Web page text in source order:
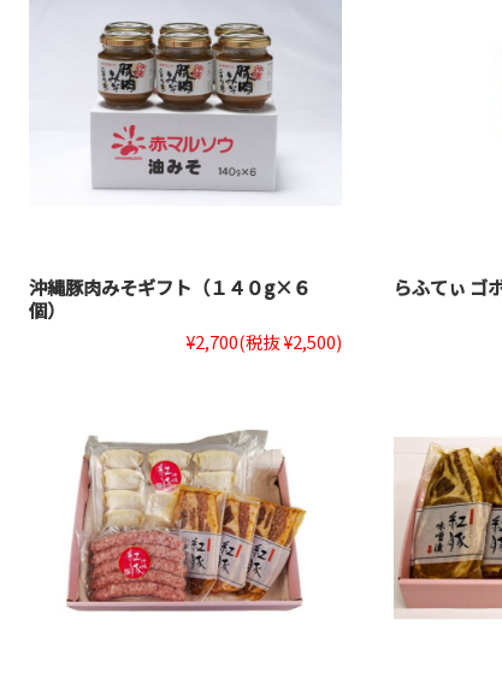
沖縄豚肉みそギフト（１４０g×６
個）
¥2,700(税抜 ¥2,500)
らふてぃ ゴ